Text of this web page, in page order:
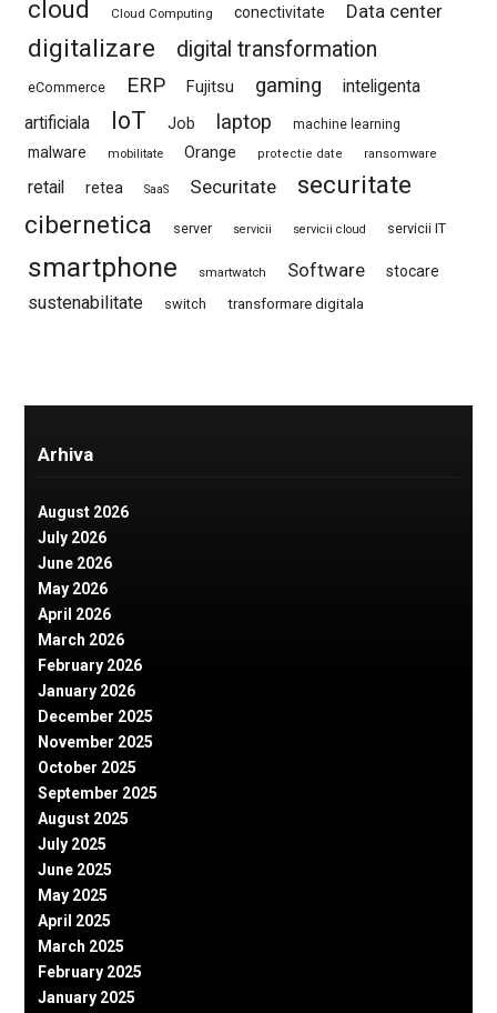
cloud Cloud Computing conectivitate Data center
digitalizare digital transformation
eCommerce ERP Fujitsu gaming
inteligenta
artificiala
IoT Job laptop machine learning
malware mobilitate Orange protectie date ransomware
retail retea SaaS Securitate
securitate
cibernetica
server servicii servicii cloud servicii IT
smartphone smartwatch Software stocare
sustenabilitate switch transformare digitala
Arhiva
August 2026
July 2026
June 2026
May 2026
April 2026
March 2026
February 2026
January 2026
December 2025
November 2025
October 2025
September 2025
August 2025
July 2025
June 2025
May 2025
April 2025
March 2025
February 2025
January 2025